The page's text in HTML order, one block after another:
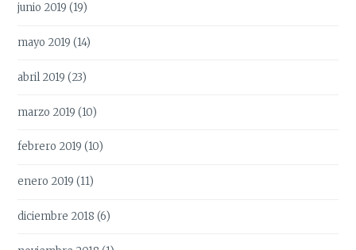
junio 2019 (19)
mayo 2019 (14)
abril 2019 (23)
marzo 2019 (10)
febrero 2019 (10)
enero 2019 (11)
diciembre 2018 (6)